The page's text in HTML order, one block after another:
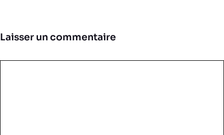
Laisser un commentaire